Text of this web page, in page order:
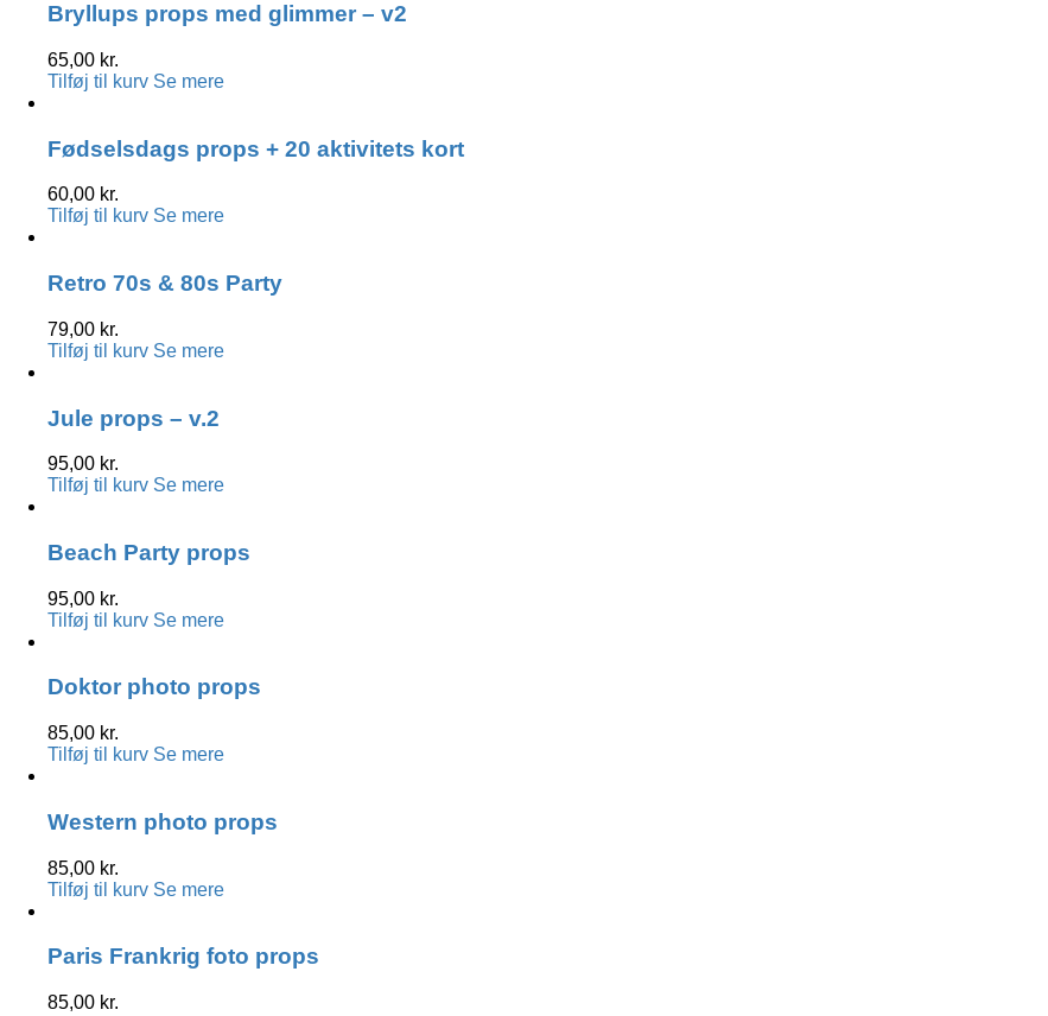
Bryllups props med glimmer – v2
65,00 kr.
Tilføj til kurv Se mere
Fødselsdags props + 20 aktivitets kort
60,00 kr.
Tilføj til kurv Se mere
Retro 70s & 80s Party
79,00 kr.
Tilføj til kurv Se mere
Jule props – v.2
95,00 kr.
Tilføj til kurv Se mere
Beach Party props
95,00 kr.
Tilføj til kurv Se mere
Doktor photo props
85,00 kr.
Tilføj til kurv Se mere
Western photo props
85,00 kr.
Tilføj til kurv Se mere
Paris Frankrig foto props
85,00 kr.